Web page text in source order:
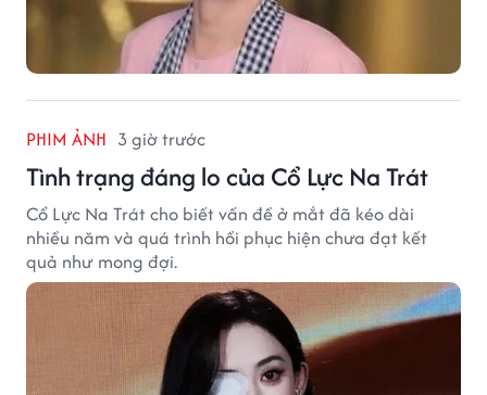
PHIM ẢNH 3 giờ trước
Tình trạng đáng lo của Cổ Lực Na Trát
Cổ Lực Na Trát cho biết vấn đề ở mắt đã kéo dài
nhiều năm và quá trình hồi phục hiện chưa đạt kết
quả như mong đợi.